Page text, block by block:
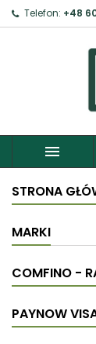
Telefon: +48

STRONA
MARKI
COMFINO -
PAYNOW